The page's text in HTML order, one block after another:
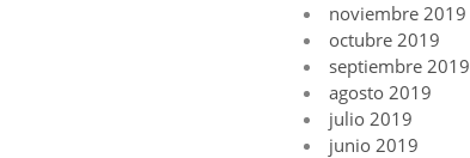
noviembre 2019
octubre 2019
septiembre 2019
agosto 2019
julio 2019
junio 2019